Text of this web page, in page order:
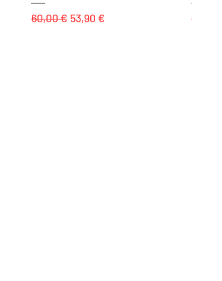
Precio
60,00 € Precio de oferta
53,90 € Precio
55,00 €